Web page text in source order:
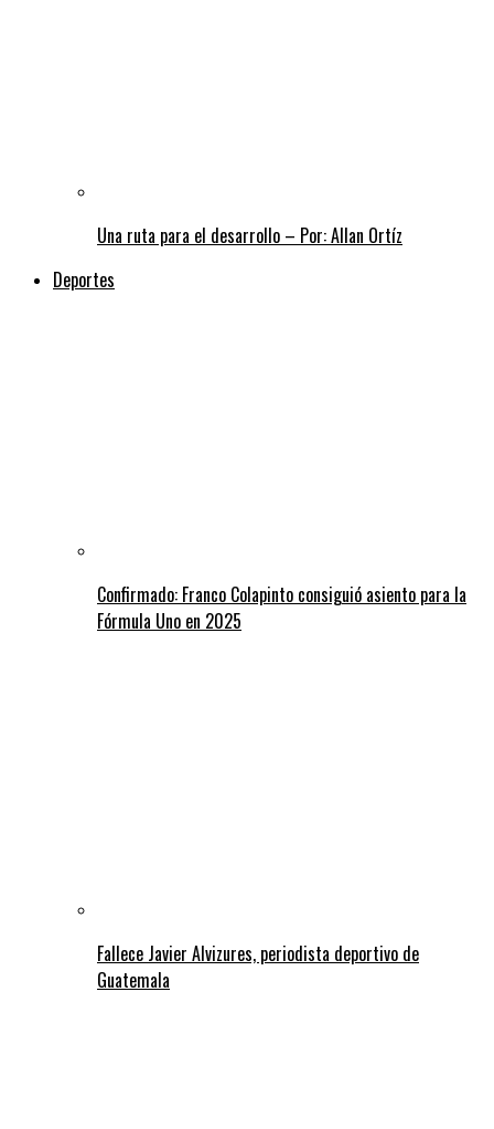
Una ruta para el desarrollo – Por: Allan Ortíz
Deportes
Confirmado: Franco Colapinto consiguió asiento para la
Fórmula Uno en 2025
Fallece Javier Alvizures, periodista deportivo de
Guatemala